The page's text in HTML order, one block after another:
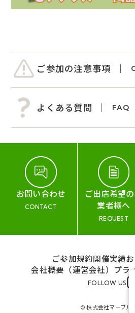
ご参加の注意事項
よくある質問 FAQ
お問い合わせ
CONTACT
ご出店希望
業者様へ
REQUEST
ご参加規約開催実績
会社概要（運営会社） プラ
FOLLOW US
© 株式会社マーブル